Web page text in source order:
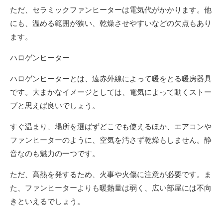
ただ、セラミックファンヒーターは電気代がかかります。他
にも、温める範囲が狭い、乾燥させやすいなどの欠点もあり
ます。
ハロゲンヒーター
ハロゲンヒーターとは、遠赤外線によって暖をとる暖房器具
です。大まかなイメージとしては、電気によって動くストー
ブと思えば良いでしょう。
すぐ温まり、場所を選ばずどこでも使えるほか、エアコンや
ファンヒーターのように、空気を汚さず乾燥もしません。静
音なのも魅力の一つです。
ただ、高熱を発するため、火事や火傷に注意が必要です。ま
た、ファンヒーターよりも暖熱量は弱く、広い部屋には不向
きといえるでしょう。